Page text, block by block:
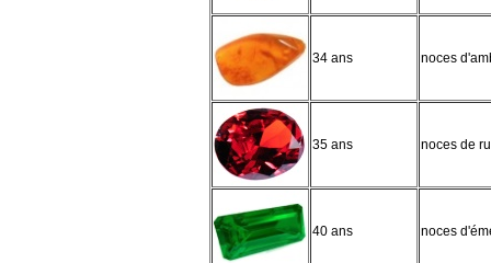
34 ans noces
35 ans noces de
40 ans noces